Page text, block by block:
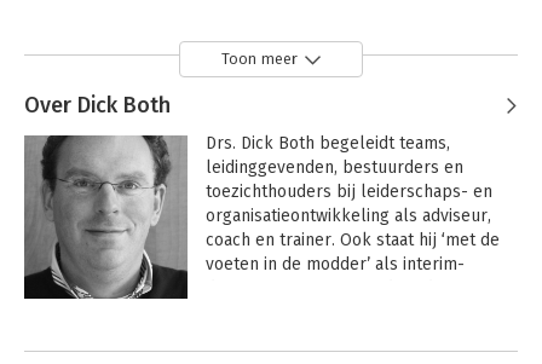
Toon meer
Over Dick Both
Drs. Dick Both begeleidt teams,
leidinggevenden, bestuurders en
toezichthouders bij leiderschaps- en
organisatieontwikkeling als adviseur,
coach en trainer. Ook staat hij ‘met de
voeten in de modder’ als interim-